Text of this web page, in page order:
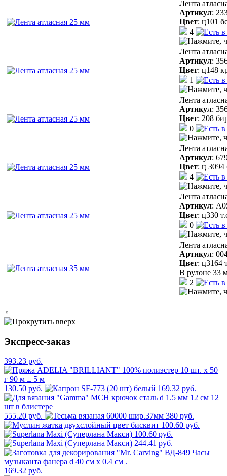
Лента
Артикул:
Цвет: ц101
4
Лента
Артикул:
Цвет: ц148
1
Лента
Артикул:
Цвет: 208
0
Лента
Артикул:
Цвет: ц 3094
4
Лента
Артикул:
Цвет: ц330
0
Лента
Артикул:
Цвет: ц3164
В рулоне 33
2
Экспресс-заказ
393.23 руб.
130.50 руб. 169.32 руб.
555.20 руб.
380 руб.
100.60 руб.
100.60 руб.
244.41 руб.
169.32 руб.